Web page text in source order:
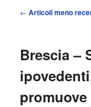
Navigazione
← Articoli meno
Brescia –